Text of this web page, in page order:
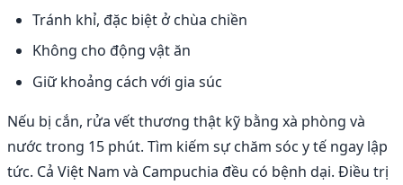
Tránh khỉ, đặc biệt ở chùa chiền
Không cho động vật ăn
Giữ khoảng cách với gia súc
Nếu bị cắn, rửa vết thương thật kỹ bằng xà phòng và
nước trong 15 phút. Tìm kiếm sự chăm sóc y tế ngay lập
tức. Cả Việt Nam và Campuchia đều có bệnh dại. Điều trị